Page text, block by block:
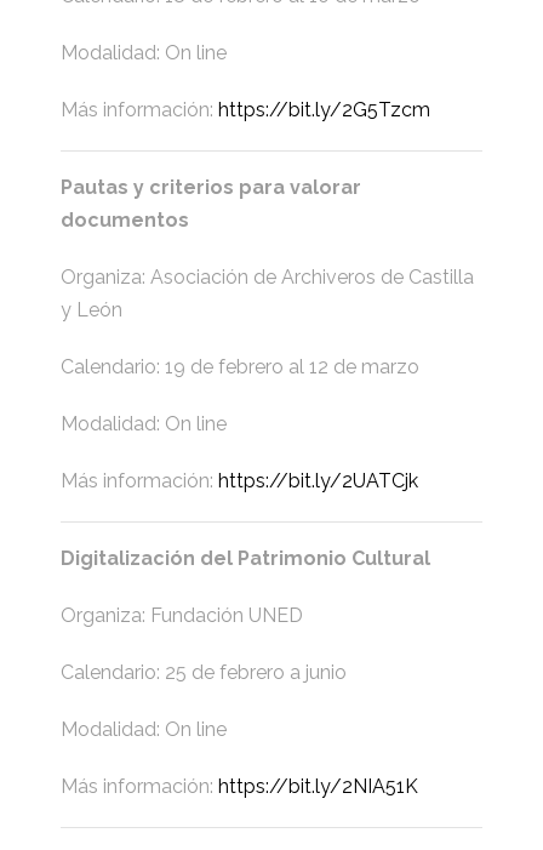
Modalidad: On line
Más información: https://bit.ly/2G5Tzcm
Pautas y criterios para valorar
documentos
Organiza: Asociación de Archiveros de Castilla
y León
Calendario: 19 de febrero al 12 de marzo
Modalidad: On line
Más información: https://bit.ly/2UATCjk
Digitalización del Patrimonio Cultural
Organiza: Fundación UNED
Calendario: 25 de febrero a junio
Modalidad: On line
Más información: https://bit.ly/2NIA51K